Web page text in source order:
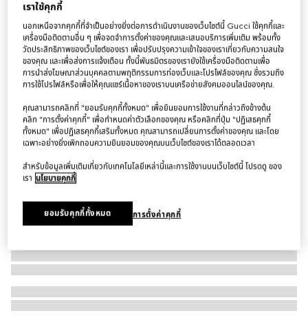
เข็มขัด Belt with Interlocking G buckle
฿15,200
ตัวแปร หนังสีดำ
เราใช้คุกกี้
นอกเหนือจากคุกกี้ที่จำเป็นอย่างยิ่งต่อการดำเนินงานของเว็บไซต์นี้ Gucci ใช้คุกกี้และ
เครื่องมือติดตามอื่น ๆ เพื่อจดจำการตั้งค่าของคุณและเสนอบริการเพิ่มเติม พร้อมทั้ง
วัดประสิทธิภาพของเว็บไซต์ของเรา เพื่อปรับปรุงความเข้าใจของเราเกี่ยวกับความสนใจ
ของคุณ และเพื่อส่งการแจ้งเตือน ทั้งนี้พันธมิตรของเรายังใช้เครื่องมือติดตามเพื่อ
การนำส่งโฆษณาส่วนบุคคลตามพฤติกรรมการท่องเว็บและโปรไฟล์ของคุณ ซึ่งรวมถึง
การใช้โปรไฟล์หรือเพื่อให้คุณแชร์เนื้อหาของเราบนเครือข่ายสังคมออนไลน์ของคุณ.
คุณสามารถคลิกที่ "ยอมรับคุกกี้ทั้งหมด" เพื่อยินยอมการใช้งานที่กล่าวถึงข้างต้น
คลิก "การตั้งค่าคุกกี้" เพื่อกำหนดค่าตัวเลือกของคุณ หรือคลิกที่ปุ่ม "ปฏิเสธคุกกี้
ทั้งหมด" เพื่อปฏิเสธคุกกี้เสริมทั้งหมด คุณสามารถเปลี่ยนการตั้งค่าของคุณ และโดย
เฉพาะอย่างยิ่งเพิกถอนความยินยอมของคุณบนเว็บไซต์ของเราได้ตลอดเวลา
สำหรับข้อมูลเพิ่มเติมเกี่ยวกับเทคโนโลยีเหล่านี้และการใช้งานบนเว็บไซต์นี้ โปรดดู ของ
เรา นโยบายคุกกี้
การตั้งค่าคุกกี้
ยอมรับคุกกี้ทั้งหมด